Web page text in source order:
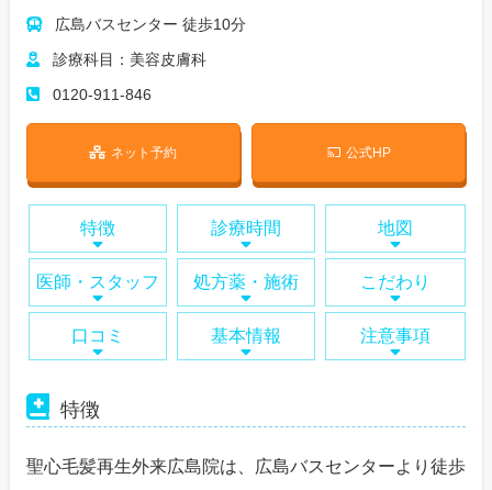
広島バスセンター 徒歩10分
診療科目：美容皮膚科
0120-911-846
ネット予約 公式HP
特徴 診療時間 地図
医師・スタッフ 処方薬・施術 こだわり
口コミ 基本情報 注意事項
特徴
聖心毛髪再生外来広島院は、広島バスセンターより徒歩